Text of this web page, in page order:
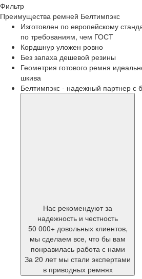
Фильтр
Преимущества ремней Белтимпэкс
Изготовлен по европейскому
по требованиям, чем ГОСТ
Кордшнур уложен ровно
Без запаха дешевой резины
Геометрия готового ремня
шкива
Белтимпэкс - надежный партнер с
Нас рекомендуют за
надежность и честность
50 000+ довольных клиентов,
мы сделаем все, что бы вам
понравилась работа с нами
За 20 лет мы стали экспертами
в приводных ремнях